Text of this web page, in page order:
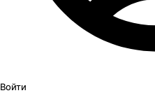
Войти